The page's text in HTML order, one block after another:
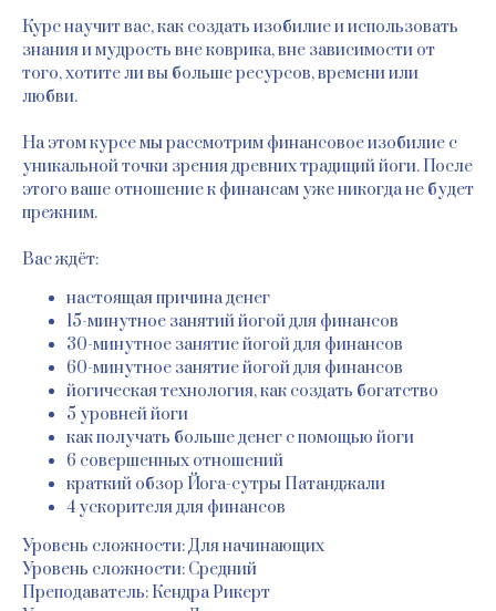
Курс научит вас, как создать изобилие и использовать
знания и мудрость вне коврика, вне зависимости от
того, хотите ли вы больше ресурсов, времени или
любви.
На этом курсе мы рассмотрим финансовое изобилие с
уникальной точки зрения древних традиций йоги. После
этого ваше отношение к финансам уже никогда не будет
прежним.
Вас ждёт:
настоящая причина денег
15-минутное занятий йогой для финансов
30-минутное занятие йогой для финансов
60-минутное занятие йогой для финансов
йогическая технология, как создать богатство
5 уровней йоги
как получать больше денег с помощью йоги
6 совершенных отношений
краткий обзор Йога-сутры Патанджали
4 ускорителя для финансов
Уровень сложности: Для начинающих
Уровень сложности: Средний
Преподаватель: Кендра Рикерт